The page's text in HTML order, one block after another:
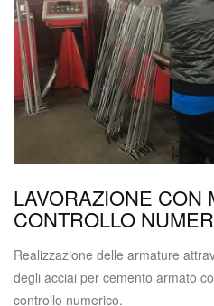
LAVORAZIONE CON
CONTROLLO
Realizzazione delle armature
degli acciai per cemento armato
controllo numerico.